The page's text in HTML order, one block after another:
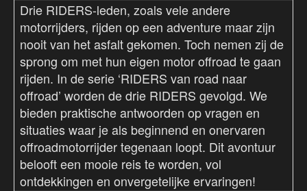
Drie RIDERS-leden, zoals vele andere
motorrijders, rijden op een adventure maar zijn
nooit van het asfalt gekomen. Toch nemen zij de
sprong om met hun eigen motor offroad te gaan
rijden. In de serie ‘RIDERS van road naar
offroad’ worden de drie RIDERS gevolgd. We
bieden praktische antwoorden op vragen en
situaties waar je als beginnend en onervaren
offroadmotorrijder tegenaan loopt. Dit avontuur
belooft een mooie reis te worden, vol
ontdekkingen en onvergetelijke ervaringen!